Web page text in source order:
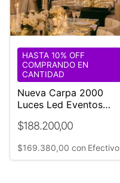
Nueva Carpa 2000
Luces Led Eventos
Ø18mt
$188.200,00
HASTA 10% OFF
COMPRANDO EN
CANTIDAD
$169.380,00 con Efectivo